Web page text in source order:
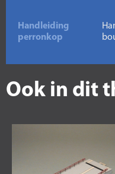
Handleiding
perronkop
Ook in dit